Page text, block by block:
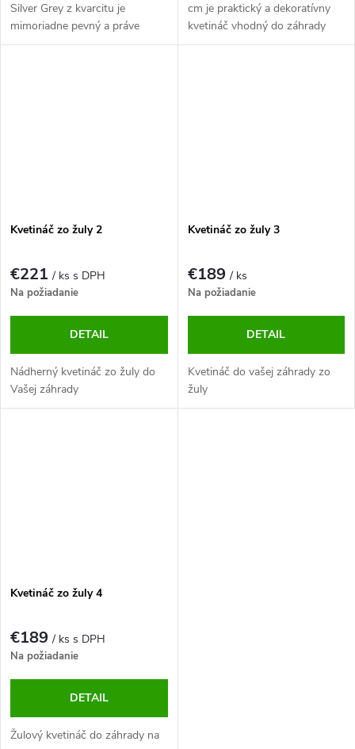
Silver Grey z kvarcitu je
mimoriadne pevný a práve
preto je vhodný nielen do
cm je praktický a dekoratívny
kvetináč vhodný do záhrady
Kvetináč zo žuly 2
€221/ ks s DPH
Na požiadanie
DETAIL
Nádherný kvetináč zo žuly do
Vašej záhrady
Kvetináč zo žuly 3
€189/ ks
Na požiadanie
DETAIL
Kvetináč do vašej záhrady zo
žuly
Kvetináč zo žuly 4
€189/ ks s DPH
Na požiadanie
DETAIL
Žulový kvetináč do záhrady na